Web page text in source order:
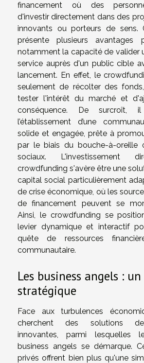
financement où des
d'investir directement dans des
innovants ou porteurs de sens.
présente plusieurs avantages
notamment la capacité de valider
service auprès d'un public cible
lancement. En effet, le
seulement de récolter des
tester l'intérêt du marché et
conséquence. De surcroît,
l’établissement d’une
solide et engagée, prête à
par le biais du bouche-à-oreille
sociaux.
crowdfunding s'avère être une
capital social particulièrement
de crise économique, où les
de financement peuvent se
Ainsi, le crowdfunding se
levier dynamique et interactif
quête de ressources
communautaire.
Les business angels :
stratégique
Face aux turbulences
cherchent des solutions de
innovantes, parmi lesquelles
business angels se démarque.
privés offrent bien plus qu'une